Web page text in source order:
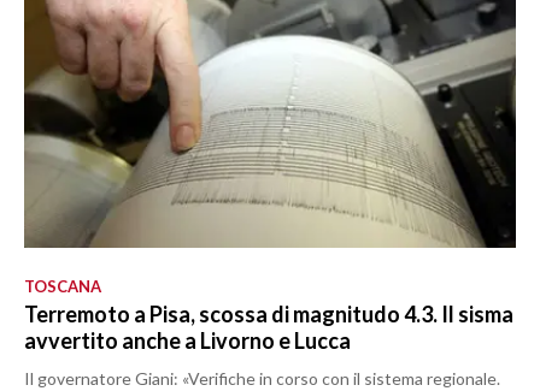
TOSCANA
Terremoto a Pisa, scossa di magnitudo 4.3. Il sisma
avvertito anche a Livorno e Lucca
Il governatore Giani: «Verifiche in corso con il sistema regionale.